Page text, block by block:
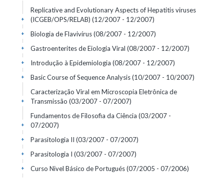
Replicative and Evolutionary Aspects of Hepatitis viruses
(ICGEB/OPS/RELAB) (12/2007 - 12/2007)
+
Biologia de Flavivírus(08/2007 - 12/2007)
+
Gastroenterites de Eiologia Viral (08/2007 - 12/2007)
+
Introdução à Epidemiologia (08/2007 - 12/2007)
+
Basic Course of Sequence Analysis(10/2007 - 10/2007)
+
Caracterização Viral em Microscopia Eletrônica de
Transmissão (03/2007 - 07/2007)
+
Fundamentos de Filosofia da Ciência (03/2007 -
07/2007)
+
Parasitologia II (03/2007 - 07/2007)
+
Parasitologia I (03/2007 - 07/2007)
+
Curso Nivel Básico de Portugués(07/2005 - 07/2006)
+